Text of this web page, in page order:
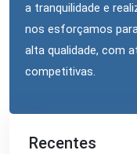
a tranquilidade e
nos esforçamos
alta qualidade, com
competitivas.
Recentes